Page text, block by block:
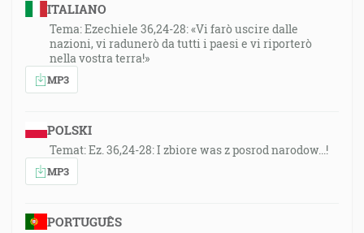
ITALIANO
Tema: Ezechiele 36,24-28: «Vi farò uscire dalle
nazioni, vi radunerò da tutti i paesi e vi riporterò
nella vostra terra!»
MP3
POLSKI
Temat: Ez. 36,24-28: I zbiore was z posrod narodow...!
MP3
PORTUGUÊS